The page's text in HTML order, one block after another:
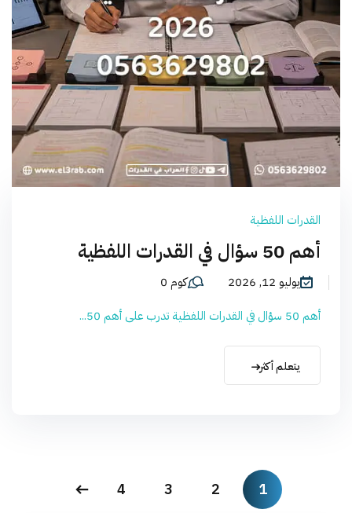
القدرات اللفظية
أهم 50 سؤال في القدرات اللفظية
يوليو 12, 2026
كوم 0
أهم 50 سؤال في القدرات اللفظية تدرب على أهم 50...
يتعلم أكثر
1
2
3
4